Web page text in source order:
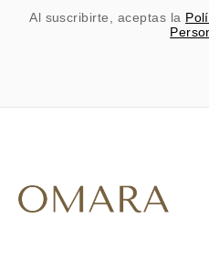
Al suscribirte, aceptas la